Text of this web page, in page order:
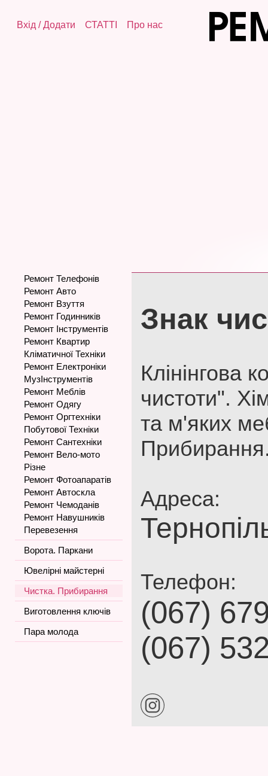
Вхід /Додати СТАТТІ Про нас
Ремонт Телефонів
Ремонт Авто
Ремонт Взуття
Ремонт Годинників
Ремонт Інструментів
Ремонт Квартир
Кліматичної Техніки
Ремонт Електроніки
МузІнструментів
Ремонт Меблів
Ремонт Одягу
Ремонт Оргтехніки
Побутової Техніки
Ремонт Сантехніки
Ремонт Вело-мото
Різне
Ремонт Фотоапаратів
Ремонт Автоскла
Ремонт Чемоданів
Ремонт Навушників
Перевезення
Ворота. Паркани
Ювелірні майстерні
Чистка. Прибирання
Виготовлення ключів
Пара молода
Знак
Клінінгова
чистоти".
та м'яких
Адреса:
Телефон:
(067)
(067)